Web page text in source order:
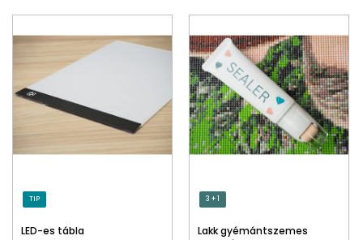
TIP
LED-es tábla
3 + 1
Lakk gyémántszemes